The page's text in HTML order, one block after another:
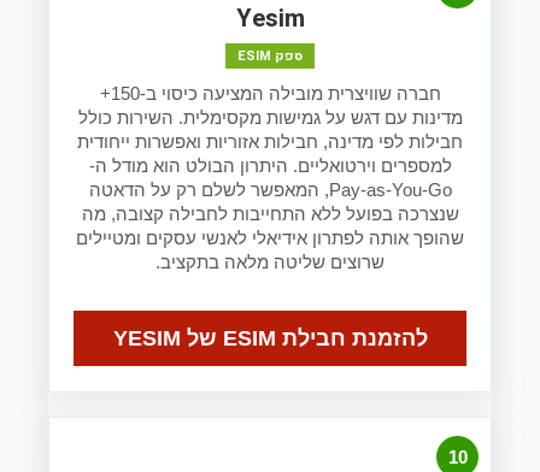
Yesim
ספק ESIM
חברה שוויצרית מובילה המציעה כיסוי ב-150+
מדינות עם דגש על גמישות מקסימלית. השירות כולל
חבילות לפי מדינה, חבילות אזוריות ואפשרות ייחודית
למספרים וירטואליים. היתרון הבולט הוא מודל ה-
Pay-as-You-Go, המאפשר לשלם רק על הדאטה
שנצרכה בפועל ללא התחייבות לחבילה קצובה, מה
שהופך אותה לפתרון אידיאלי לאנשי עסקים ומטיילים
שרוצים שליטה מלאה בתקציב.
להזמנת חבילת ESIM של YESIM
10